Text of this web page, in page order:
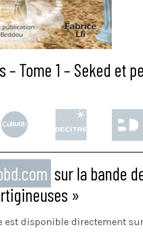
– Tome 1 – Seked et
sur la bande
»
est disponible directement